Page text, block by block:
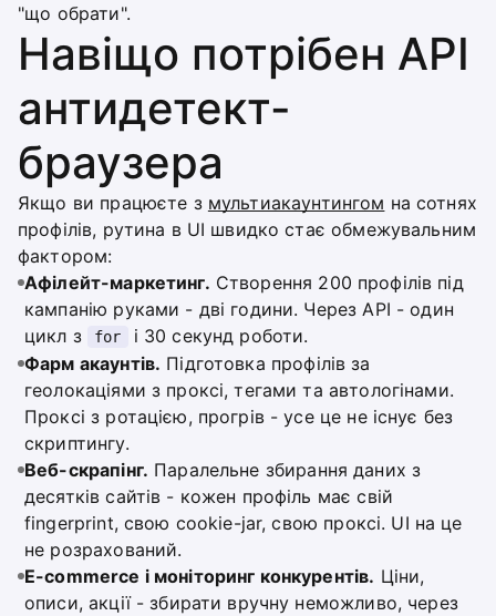
"що обрати".
Навіщо потрібен API
антидетект-
браузера
Якщо ви працюєте з мультиакаунтингом на сотнях
профілів, рутина в UI швидко стає обмежувальним
фактором:
Афілейт-маркетинг. Створення 200 профілів під
кампанію руками - дві години. Через API - один
цикл з
for
і 30 секунд роботи.
Фарм акаунтів. Підготовка профілів за
геолокаціями з проксі, тегами та автологінами.
Проксі з ротацією, прогрів - усе це не існує без
скриптингу.
Веб-скрапінг. Паралельне збирання даних з
десятків сайтів - кожен профіль має свій
fingerprint, свою cookie-jar, свою проксі. UI на це
не розрахований.
E-commerce і моніторинг конкурентів. Ціни,
описи, акції - збирати вручну неможливо, через